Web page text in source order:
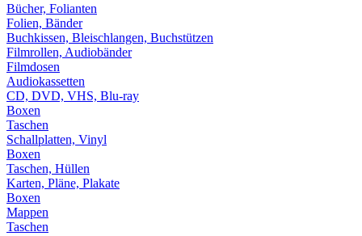
Bücher, Folianten
Folien, Bänder
Buchkissen, Bleischlangen, Buchstützen
Filmrollen, Audiobänder
Filmdosen
Audiokassetten
CD, DVD, VHS, Blu-ray
Boxen
Taschen
Schallplatten, Vinyl
Boxen
Taschen, Hüllen
Karten, Pläne, Plakate
Boxen
Mappen
Taschen